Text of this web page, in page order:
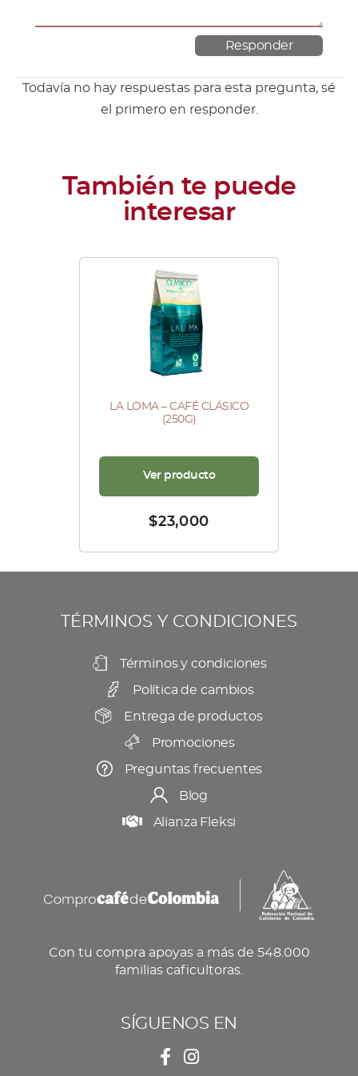
Todavía no hay respuestas para esta pregunta, sé
el primero en responder.
LA LOMA – CAFÉ CLÁSICO
(250G)
$23,000
Ver producto
TÉRMINOS Y CONDICIONES
Términos y condiciones
Política de cambios
Entrega de productos
Promociones
Preguntas frecuentes
Blog
Alianza Fleksi
Con tu compra apoyas a más de 548.000
familias caficultoras.
SÍGUENOS EN